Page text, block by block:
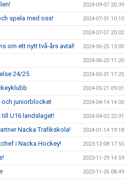
2024-09-07 20:39
spela med oss! 2024-07-31 10:10
2024-07-07 20:02
om ett nytt två-års avtal! 2024-06-25 13:00
2024-06-20 11:20
24/25 2024-05-31 17:25
2024-05-21 09:01
och juniorblocket 2024-04-14 14:00
till U16 landslaget! 2024-04-02 22:01
Nacka Trafikskola! 2024-01-14 19:18
i Nacka Hockey! 2023-12-08 17:55
2023-11-29 14:59
2023-11-26 08:49